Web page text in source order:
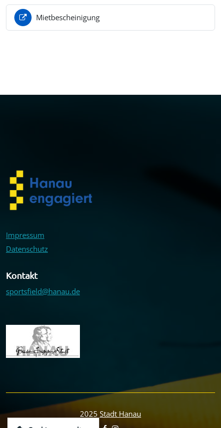
Mietbescheinigung
Impressum
Datenschutz
Kontakt
sportsfield@hanau.de
2025 Stadt Hanau